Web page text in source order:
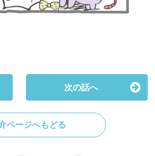
次の話へ
ページへもどる